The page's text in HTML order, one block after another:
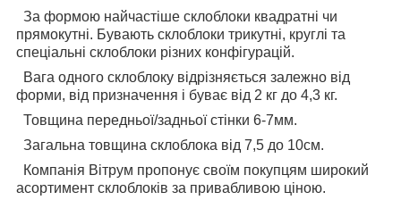
За формою найчастіше склоблоки квадратні чи
прямокутні. Бувають склоблоки трикутні, круглі та
спеціальні склоблоки різних конфігурацій.
Вага одного склоблоку відрізняється залежно від
форми, від призначення і буває від 2 кг до 4,3 кг.
Товщина передньої/задньої стінки 6-7мм.
Загальна товщина склоблока від 7,5 до 10см.
Компанія Вітрум пропонує своїм покупцям широкий
асортимент склоблоків за привабливою ціною.